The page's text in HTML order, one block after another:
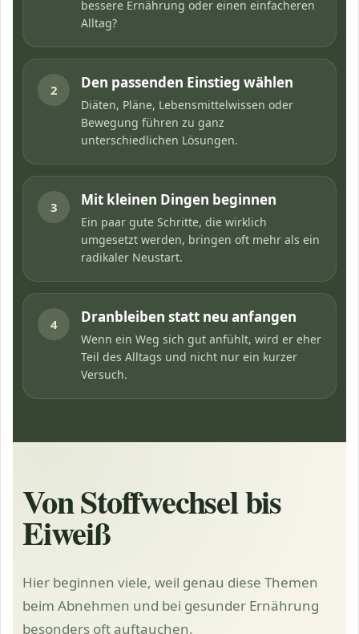
bessere Ernährung oder einen einfacheren
Alltag?
2 Den passenden Einstieg wählen
Diäten, Pläne, Lebensmittelwissen oder
Bewegung führen zu ganz
unterschiedlichen Lösungen.
3 Mit kleinen Dingen beginnen
Ein paar gute Schritte, die wirklich
umgesetzt werden, bringen oft mehr als ein
radikaler Neustart.
4 Dranbleiben statt neu anfangen
Wenn ein Weg sich gut anfühlt, wird er eher
Teil des Alltags und nicht nur ein kurzer
Versuch.
Von Stoffwechsel bis
Eiweiß
Hier beginnen viele, weil genau diese Themen
beim Abnehmen und bei gesunder Ernährung
besonders oft auftauchen.